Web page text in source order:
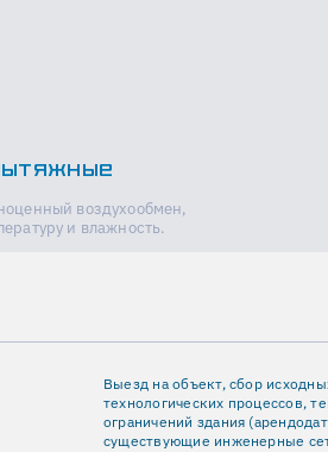
воздухообмен,
и влажность.
Выезд на объект, сбор
технологических процессов,
ограничений здания
существующие инженерные